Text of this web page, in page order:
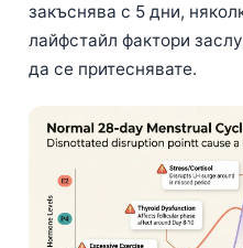
закъснява с 5 дни,
лайфстайл фактори
да се притеснявате.
Norsk bokmål